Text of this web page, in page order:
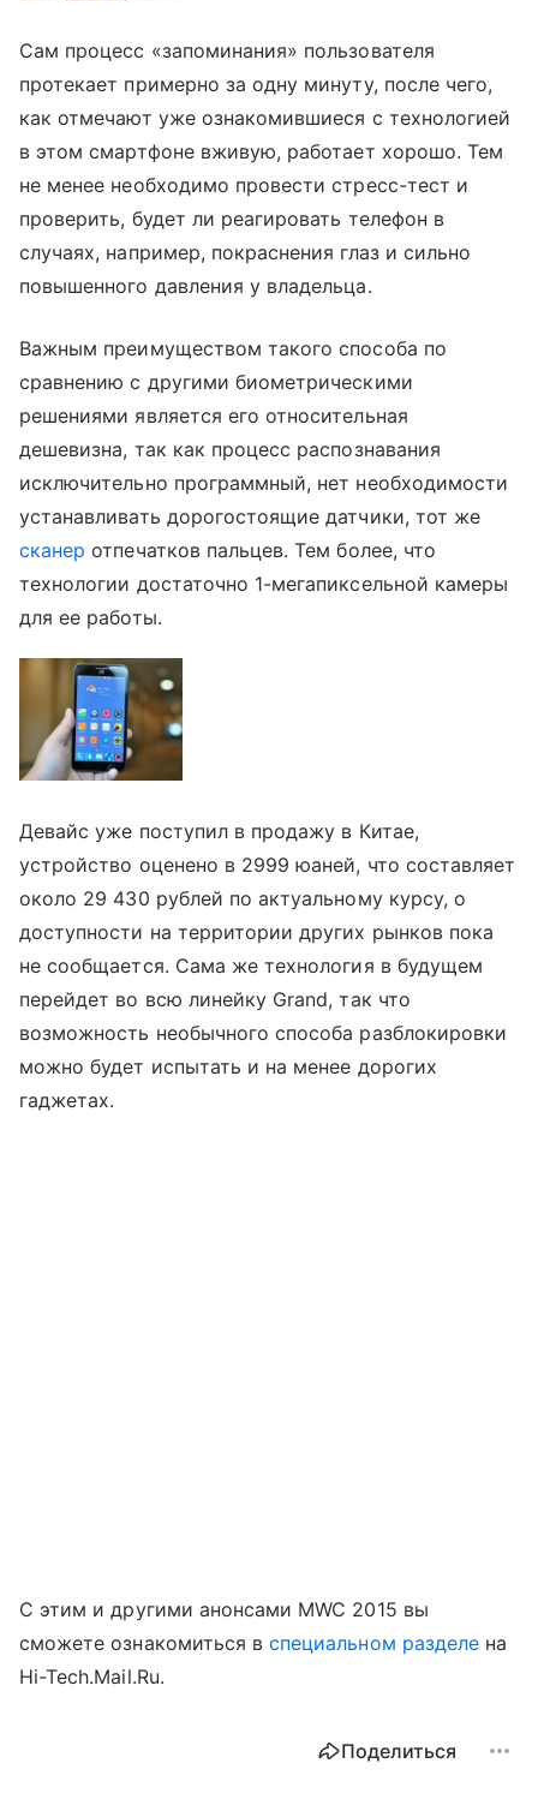
Сам процесс «запоминания» пользователя
протекает примерно за одну минуту, после чего,
как отмечают уже ознакомившиеся с технологией
в этом смартфоне вживую, работает хорошо. Тем
не менее необходимо провести стресс-тест и
проверить, будет ли реагировать телефон в
случаях, например, покраснения глаз и сильно
повышенного давления у владельца.
Важным преимуществом такого способа по
сравнению с другими биометрическими
решениями является его относительная
дешевизна, так как процесс распознавания
исключительно программный, нет необходимости
устанавливать дорогостоящие датчики, тот же
сканер отпечатков пальцев. Тем более, что
технологии достаточно 1-мегапиксельной камеры
для ее работы.
Девайс уже поступил в продажу в Китае,
устройство оценено в 2999 юаней, что составляет
около 29 430 рублей по актуальному курсу, о
доступности на территории других рынков пока
не сообщается. Сама же технология в будущем
перейдет во всю линейку Grand, так что
возможность необычного способа разблокировки
можно будет испытать и на менее дорогих
гаджетах.
С этим и другими анонсами MWC 2015 вы
сможете ознакомиться вспециальном разделе на
Hi-Tech.Mail.Ru.
Поделиться